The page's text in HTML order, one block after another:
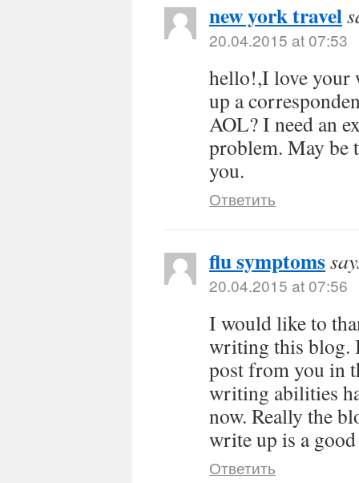
new york travel
20.04.2015 at 07:53
hello!,I love your
up a
AOL? I need an
problem. May be
you.
Ответить
flu symptoms
20.04.2015 at 07:56
I would like to
writing this blog.
post from you in
writing abilities
now. Really the
write up is a
Ответить